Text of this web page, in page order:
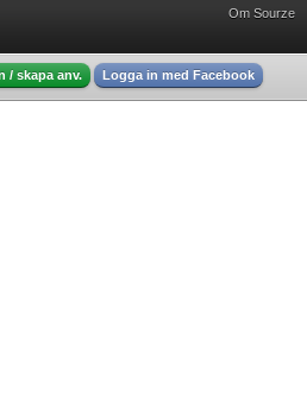
Om Sourze
/ skapa anv. Logga in med Facebook